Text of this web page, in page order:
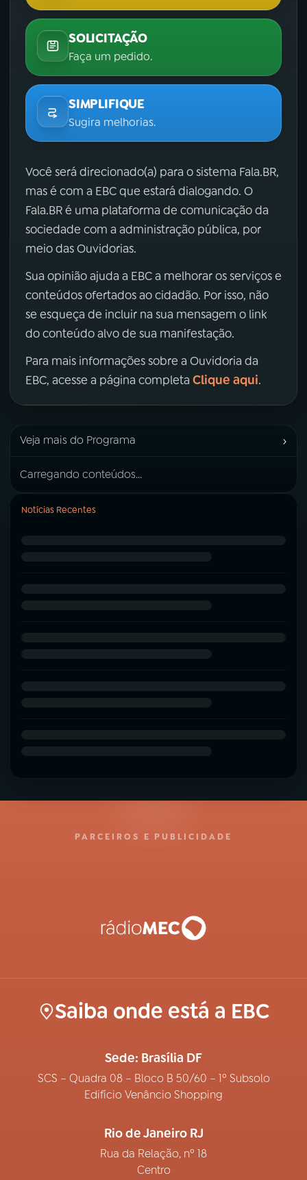
SOLICITAÇÃO
Faça um pedido.
SIMPLIFIQUE
Sugira melhorias.
Você será direcionado(a) para o sistema Fala.BR,
mas é com a EBC que estará dialogando. O
Fala.BR é uma plataforma de comunicação da
sociedade com a administração pública, por
meio das Ouvidorias.
Sua opinião ajuda a EBC a melhorar os serviços e
conteúdos ofertados ao cidadão. Por isso, não
se esqueça de incluir na sua mensagem o link
do conteúdo alvo de sua manifestação.
Para mais informações sobre a Ouvidoria da
EBC, acesse a página completa Clique aqui.
Veja mais do Programa ›
Carregando conteúdos...
Notícias Recentes
PARCEIROS E PUBLICIDADE
Saiba onde está a EBC
Sede: Brasília DF
SCS – Quadra 08 – Bloco B 50/60 – 1º Subsolo
Edifício Venâncio Shopping
Rio de Janeiro RJ
Rua da Relação, nº 18
Centro